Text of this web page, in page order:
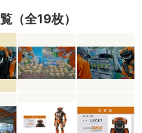
（全19枚）